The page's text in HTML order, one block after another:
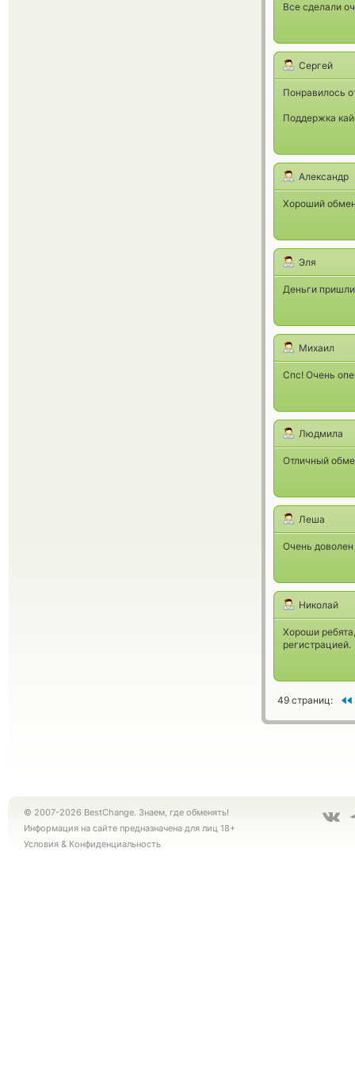
Все сделали
Сергей
Понравилось
Поддержка
Александр
Хороший
Эля
Деньги
Михаил
Спс! Очень
Людмила
Отличный
Леша
Очень
Николай
Хороши
регистрацией.
49 страниц:
© 2007-2026 BestChange. Знаем, где обменять!
Информация на сайте предназначена для лиц 18+
Условия & Конфиденциальность